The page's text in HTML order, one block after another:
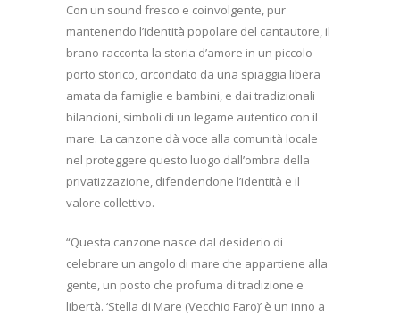
Con un sound fresco e coinvolgente, pur
mantenendo l’identità popolare del cantautore, il
brano racconta la storia d’amore in un piccolo
porto storico, circondato da una spiaggia libera
amata da famiglie e bambini, e dai tradizionali
bilancioni, simboli di un legame autentico con il
mare. La canzone dà voce alla comunità locale
nel proteggere questo luogo dall’ombra della
privatizzazione, difendendone l’identità e il
valore collettivo.
“Questa canzone nasce dal desiderio di
celebrare un angolo di mare che appartiene alla
gente, un posto che profuma di tradizione e
libertà. ‘Stella di Mare (Vecchio Faro)’ è un inno a